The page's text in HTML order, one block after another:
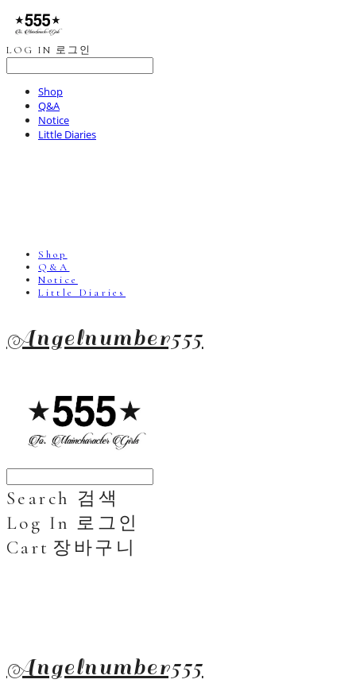
LOG IN 로그인
Shop
Q&A
Notice
Little Diaries
Shop
Q&A
Notice
Little Diaries
Angelnumber555
Search 검색
Log In 로그인
Cart 장바구니
Angelnumber555